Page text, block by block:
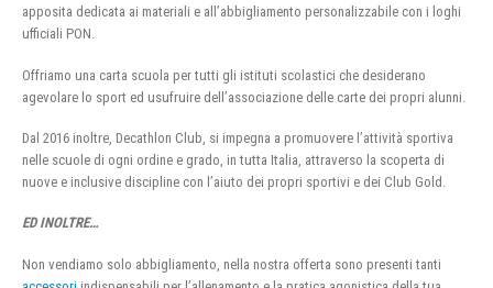
apposita dedicata ai materiali e all’abbigliamento personalizzabile con i loghi
ufficiali PON.
Offriamo una carta scuola per tutti gli istituti scolastici che desiderano
agevolare lo sport ed usufruire dell’associazione delle carte dei propri alunni.
Dal 2016 inoltre, Decathlon Club, si impegna a promuovere l’attività sportiva
nelle scuole di ogni ordine e grado, in tutta Italia, attraverso la scoperta di
nuove e inclusive discipline con l’aiuto dei propri sportivi e dei Club Gold.
ED INOLTRE…
Non vendiamo solo abbigliamento, nella nostra offerta sono presenti tanti